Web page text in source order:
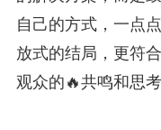
自己的方式，一点
放式的结局，更符
观众的🔥共鸣和思考